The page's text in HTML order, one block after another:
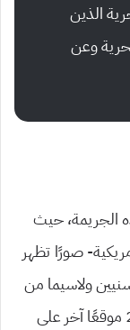
الذين
وعن
الجريمة، حيث
صورًا تظهر
ولاسيما من
الذكور. وأيضـًا تم العثور على 400 جثه في 20 موقعًا آخر على